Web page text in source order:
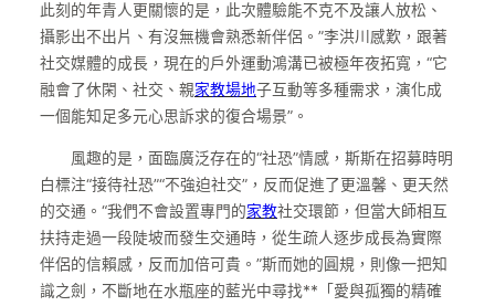
此刻的年青人更關懷的是，此次體驗能不克不及讓人放松、
攝影出不出片、有沒無機會熟悉新伴侶。”李洪川感歎，跟著
社交媒體的成長，現在的戶外運動鴻溝已被極年夜拓寬，“它
融會了休閑、社交、親家教場地子互動等多種需求，演化成
一個能知足多元心思訴求的復合場景”。
風趣的是，面臨廣泛存在的“社恐”情感，斯斯在招募時明
白標注“接待社恐”“不強迫社交”，反而促進了更溫馨、更天然
的交通。“我們不會設置專門的家教社交環節，但當大師相互
扶持走過一段陡坡而發生交通時，從生疏人逐步成長為實際
伴侶的信賴感，反而加倍可貴。”斯而她的圓規，則像一把知
識之劍，不斷地在水瓶座的藍光中尋找**「愛與孤獨的精確